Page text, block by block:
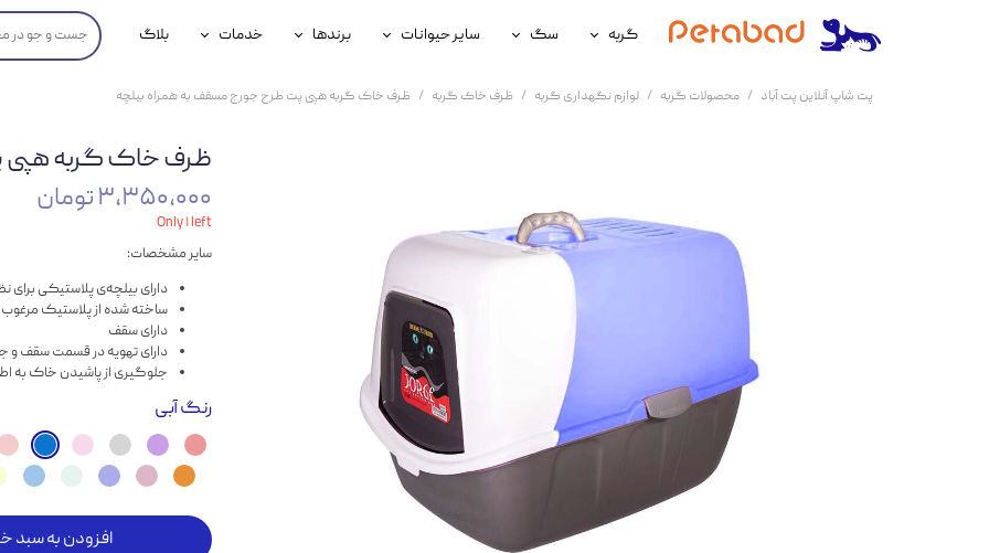
گربه
غذای گربه
آرایشی و بهداشتی گربه
سگ
غذای سگ
آرایشی و بهداشتی سگ
سایر حیوانات
محصولات پرندگان
برندها
جوسرا
خدمات
خدمات آنلاین دامپزشکی
بلاگ
پت شاپ آنلاین پت آباد محصولات گربه لوازم نگهداری گربه ظرف خاک گربه ظرف خاک گربه هپی پت طرح جورج مسقف به همراه بیلچه
ظرف خاک گربه هپی
۳,۳۵۰,۰۰۰ تومان
Only ۱ left
سایر مشخصات:
دارای بیلچه‌ی پلاستیکی برای
ساخته‌ شده از پلاستیک مرغوب
دارای سقف
دارای تهویه در قسمت سقف و
جلوگیری از پاشیدن خاک به
رنگآبی
افزودن به سبد